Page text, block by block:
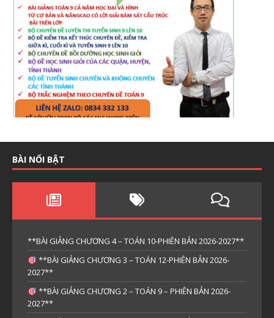
BÀI NỔI BẬT
**BÀI GIẢNG CHƯƠNG 4 – TOÁN 10-PHIÊN BẢN 2026-2027**
**BÀI GIẢNG CHƯƠNG 3 – TOÁN 12-PHIÊN BẢN 2026-
2027**
**BÀI GIẢNG CHƯƠNG 2 – TOÁN 9 – PHIÊN BẢN 2026-
2027**